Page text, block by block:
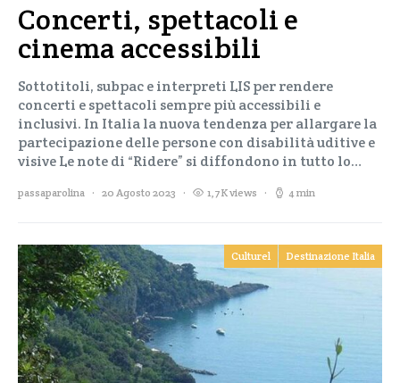
Concerti, spettacoli e
cinema accessibili
Sottotitoli, subpac e interpreti LIS per rendere
concerti e spettacoli sempre più accessibili e
inclusivi. In Italia la nuova tendenza per allargare la
partecipazione delle persone con disabilità uditive e
visive Le note di “Ridere” si diffondono in tutto lo…
passaparolina 20 Agosto 2023 1,7K views 4 min
Culturel Destinazione Italia